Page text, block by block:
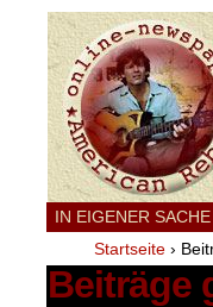
IN EIGENER SACHE
Startseite ›
Beiträge